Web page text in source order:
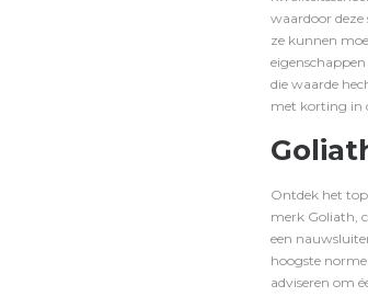
waardoor
ze kunnen
die waarde
met korting in
Ontdek het
merk Goliath,
een
hoogste
adviseren om